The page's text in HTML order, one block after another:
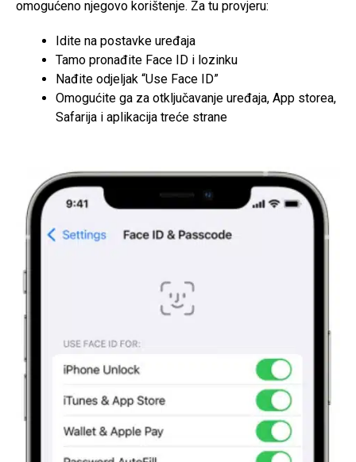
omogućeno njegovo korištenje. Za tu provjeru:
Idite na postavke uređaja
Tamo pronađite Face ID i lozinku
Nađite odjeljak “Use Face ID”
Omogućite ga za otključavanje uređaja, App storea,
Safarija i aplikacija treće strane